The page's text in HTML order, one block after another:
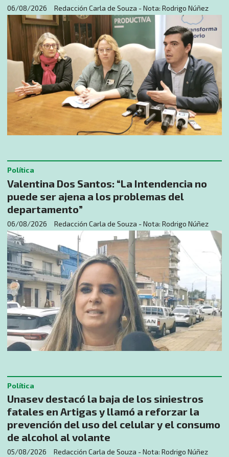
Redacción Carla de Souza - Nota: Rodrigo Núñez
06/08/2026
Valentina Dos Santos: “La Intendencia no
puede ser ajena a los problemas del
departamento”
Redacción Carla de Souza - Nota: Rodrigo Núñez
Política
06/08/2026
Unasev destacó la baja de los siniestros
fatales en Artigas y llamó a reforzar la
prevención del uso del celular y el consumo
de alcohol al volante
Redacción Carla de Souza - Nota: Rodrigo Núñez
Política
05/08/2026